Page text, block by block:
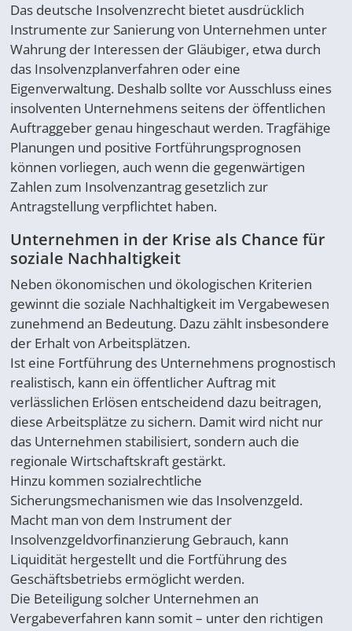
Das deutsche Insolvenzrecht bietet ausdrücklich
Instrumente zur Sanierung von Unternehmen unter
Wahrung der Interessen der Gläubiger, etwa durch
das Insolvenzplanverfahren oder eine
Eigenverwaltung. Deshalb sollte vor Ausschluss eines
insolventen Unternehmens seitens der öffentlichen
Auftraggeber genau hingeschaut werden. Tragfähige
Planungen und positive Fortführungsprognosen
können vorliegen, auch wenn die gegenwärtigen
Zahlen zum Insolvenzantrag gesetzlich zur
Antragstellung verpflichtet haben.
Unternehmen in der Krise als Chance für
soziale Nachhaltigkeit
Neben ökonomischen und ökologischen Kriterien
gewinnt die soziale Nachhaltigkeit im Vergabewesen
zunehmend an Bedeutung. Dazu zählt insbesondere
der Erhalt von Arbeitsplätzen.
Ist eine Fortführung des Unternehmens prognostisch
realistisch, kann ein öffentlicher Auftrag mit
verlässlichen Erlösen entscheidend dazu beitragen,
diese Arbeitsplätze zu sichern. Damit wird nicht nur
das Unternehmen stabilisiert, sondern auch die
regionale Wirtschaftskraft gestärkt.
Hinzu kommen sozialrechtliche
Sicherungsmechanismen wie das Insolvenzgeld.
Macht man von dem Instrument der
Insolvenzgeldvorfinanzierung Gebrauch, kann
Liquidität hergestellt und die Fortführung des
Geschäftsbetriebs ermöglicht werden.
Die Beteiligung solcher Unternehmen an
Vergabeverfahren kann somit – unter den richtigen